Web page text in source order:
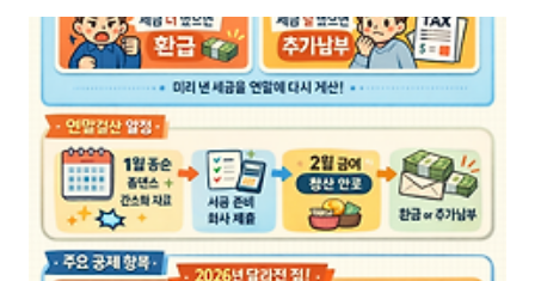
일정📍 장소: 난지한강공원📅 날짜: 2026년 4월 25일(토) ~ 4월 26일
(일)⏱ 공연 시간: 하루 약 9시간 진행👉 특징낮부터 밤까지 이어지는 장
시간 공연노을 시간대(저녁)가 하이라이트✔ TIP👉 체력 분배가 중요합
니다 (초반에 힘 빼면 후반 힘듦)🎒 2. 준비물 핵심 정리✔ 필수 준비물돗
자리 (자리 확보 필수)보조배터리물 ..